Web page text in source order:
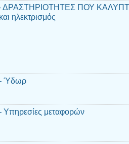
– ΔΡΑΣΤΗΡΙΟΤΗΤΕΣ ΠΟΥ
ηλεκτρισμός
Ύδωρ
μεταφορών